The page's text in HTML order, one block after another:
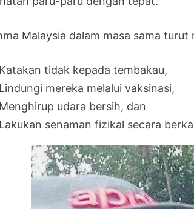
Malaysia dalam masa sama
tidak kepada tembakau,
mereka melalui vaksinasi,
udara bersih, dan
senaman fizikal secara